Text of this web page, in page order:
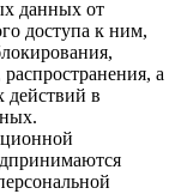
данных от
доступа к ним,
а
действий в